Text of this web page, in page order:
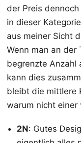
der Preis
in dieser
aus meiner Sicht
Wenn man an der
begrenzte Anzahl
kann dies
bleibt die mittlere
warum nicht einer
2N: Gutes